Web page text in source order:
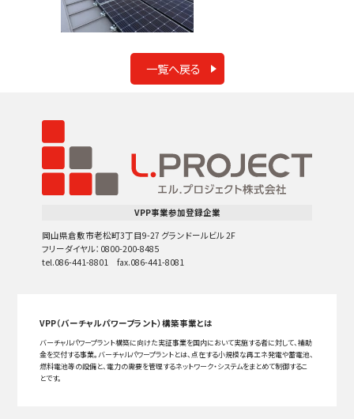
一覧へ戻る
VPP事業参加登録企業
岡山県倉敷市老松町3丁目9-27 グランドールビル 2F
フリーダイヤル：0800-200-8485
tel.086-441-8801 fax.086-441-8081
VPP（バーチャルパワープラント）構築事業とは
バーチャルパワープラント構築に向けた実証事業を国内において実施する者に対して、補助
金を交付する事業。バーチャルパワープラントとは、点在する小規模な再エネ発電や蓄電池、
燃料電池等の設備と、電力の需要を管理するネットワーク・システムをまとめて制御するこ
とです。